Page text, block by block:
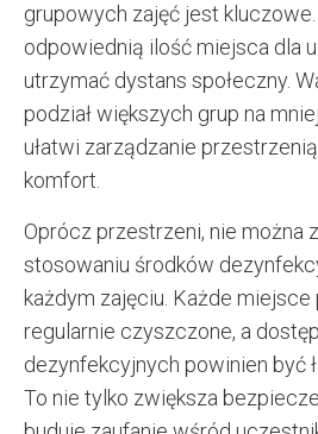
grupowych zajęć jest
odpowiednią ilość miejsca dla
utrzymać dystans społeczny.
podział większych grup na
ułatwi zarządzanie
komfort.
Oprócz przestrzeni, nie można
stosowaniu środków
każdym zajęciu. Każde
regularnie czyszczone, a
dezynfekcyjnych powinien być
To nie tylko zwiększa